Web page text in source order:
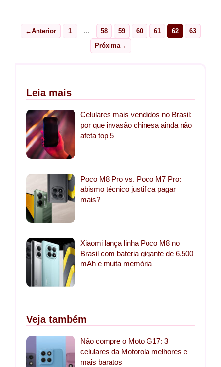
←Anterior
Page
1
…
Page
58
Page
59
Page
60
Page
61
Page
62
Page
63
Próxima→
Leia mais
Celulares mais vendidos no Brasil:
por que invasão chinesa ainda não
afeta top 5
Poco M8 Pro vs. Poco M7 Pro:
abismo técnico justifica pagar
mais?
Xiaomi lança linha Poco M8 no
Brasil com bateria gigante de 6.500
mAh e muita memória
Veja também
Não compre o Moto G17: 3
celulares da Motorola melhores e
mais baratos